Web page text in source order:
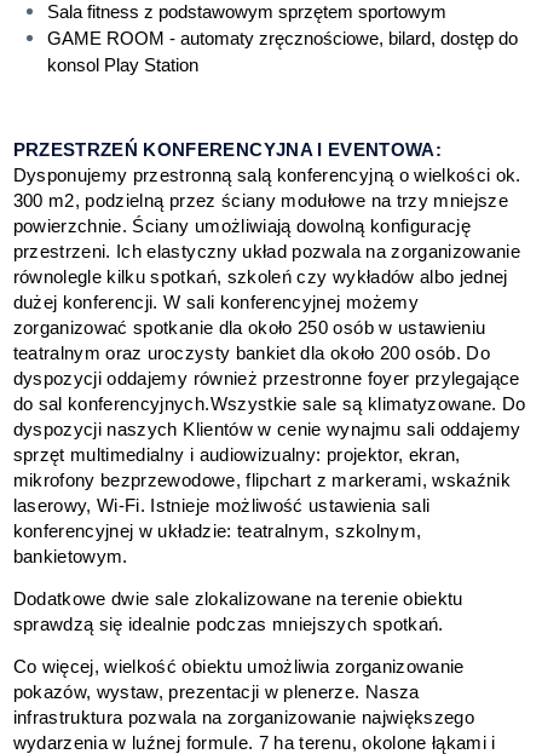
Sala fitness z podstawowym sprzętem sportowym
GAME ROOM - automaty zręcznościowe, bilard, dostęp do
konsol Play Station
PRZESTRZEŃ KONFERENCYJNA I EVENTOWA:
Dysponujemy przestronną salą konferencyjną o wielkości ok.
300 m2, podzielną przez ściany modułowe na trzy mniejsze
powierzchnie. Ściany umożliwiają dowolną konfigurację
przestrzeni. Ich elastyczny układ pozwala na zorganizowanie
równolegle kilku spotkań, szkoleń czy wykładów albo jednej
dużej konferencji. W sali konferencyjnej możemy
zorganizować spotkanie dla około 250 osób w ustawieniu
teatralnym oraz uroczysty bankiet dla około 200 osób. Do
dyspozycji oddajemy również przestronne foyer przylegające
do sal konferencyjnych.Wszystkie sale są klimatyzowane. Do
dyspozycji naszych Klientów w cenie wynajmu sali oddajemy
sprzęt multimedialny i audiowizualny: projektor, ekran,
mikrofony bezprzewodowe, flipchart z markerami, wskaźnik
laserowy, Wi-Fi. Istnieje możliwość ustawienia sali
konferencyjnej w układzie: teatralnym, szkolnym,
bankietowym.
Dodatkowe dwie sale zlokalizowane na terenie obiektu
sprawdzą się idealnie podczas mniejszych spotkań.
Co więcej, wielkość obiektu umożliwia zorganizowanie
pokazów, wystaw, prezentacji w plenerze. Nasza
infrastruktura pozwala na zorganizowanie największego
wydarzenia w luźnej formule. 7 ha terenu, okolone łąkami i